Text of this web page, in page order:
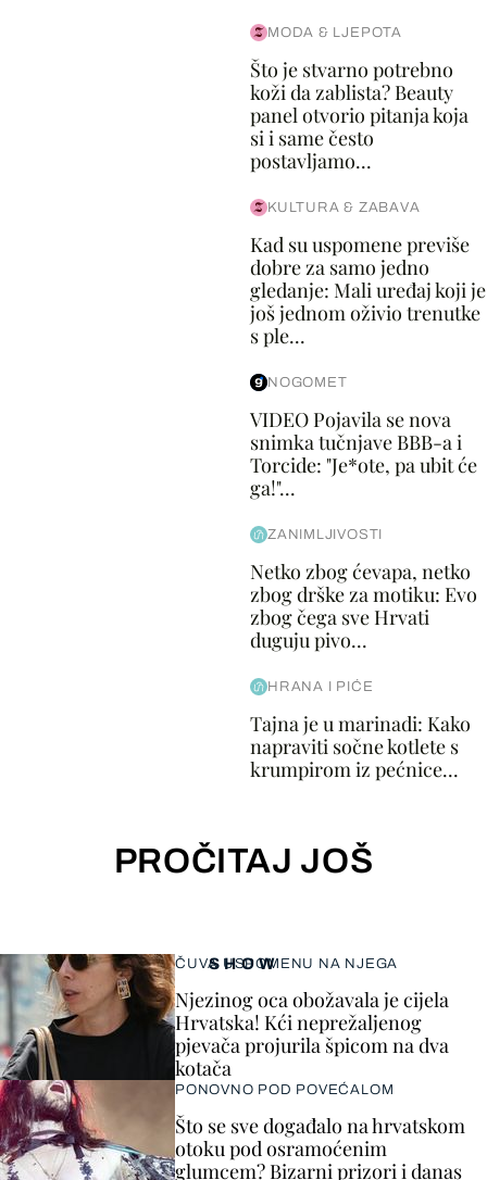
MODA & LJEPOTA
Što je stvarno potrebno
koži da zablista? Beauty
panel otvorio pitanja koja
si i same često
postavljamo...
KULTURA & ZABAVA
Kad su uspomene previše
dobre za samo jedno
gledanje: Mali uređaj koji je
još jednom oživio trenutke
s ple...
NOGOMET
VIDEO Pojavila se nova
snimka tučnjave BBB-a i
Torcide: "Je*ote, pa ubit će
ga!"...
ZANIMLJIVOSTI
Netko zbog ćevapa, netko
zbog drške za motiku: Evo
zbog čega sve Hrvati
duguju pivo...
HRANA I PIĆE
Tajna je u marinadi: Kako
napraviti sočne kotlete s
krumpirom iz pećnice...
PROČITAJ JOŠ
SHOW
ČUVA USPOMENU NA NJEGA
Njezinog oca obožavala je cijela
Hrvatska! Kći neprežaljenog
pjevača projurila špicom na dva
kotača
PONOVNO POD POVEĆALOM
Što se sve događalo na hrvatskom
otoku pod osramoćenim
glumcem? Bizarni prizori i danas